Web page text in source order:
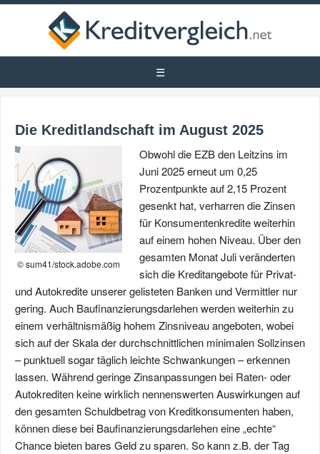
Die Kreditlandschaft im August 2025
© sum41/stock.adobe.com
Obwohl die EZB den Leitzins im
Juni 2025 erneut um 0,25
Prozentpunkte auf 2,15 Prozent
gesenkt hat, verharren die Zinsen
für Konsumentenkredite weiterhin
auf einem hohen Niveau. Über den
gesamten Monat Juli veränderten
sich die Kreditangebote für Privat-
und Autokredite unserer gelisteten Banken und Vermittler nur
gering. Auch Baufinanzierungsdarlehen werden weiterhin zu
einem verhältnismäßig hohem Zinsniveau angeboten, wobei
sich auf der Skala der durchschnittlichen minimalen Sollzinsen
– punktuell sogar täglich leichte Schwankungen – erkennen
lassen. Während geringe Zinsanpassungen bei Raten- oder
Autokrediten keine wirklich nennenswerten Auswirkungen auf
den gesamten Schuldbetrag von Kreditkonsumenten haben,
können diese bei Baufinanzierungsdarlehen eine „echte“
Chance bieten bares Geld zu sparen. So kann z.B. der Tag